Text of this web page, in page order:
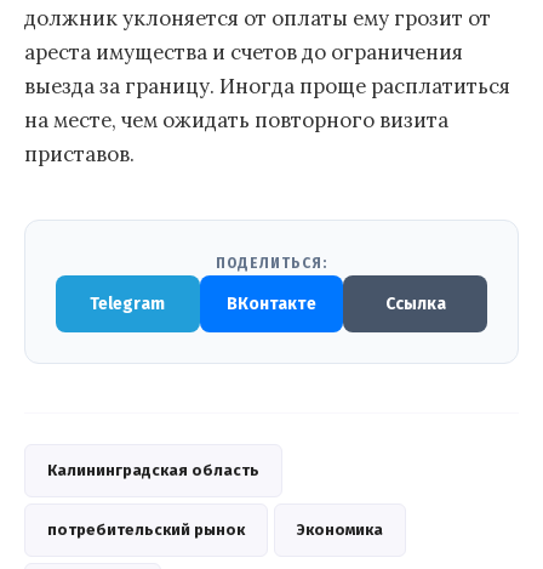
должник уклоняется от оплаты ему грозит от
ареста имущества и счетов до ограничения
выезда за границу. Иногда проще расплатиться
на месте, чем ожидать повторного визита
приставов.
ПОДЕЛИТЬСЯ:
Telegram ВКонтакте Ссылка
Калининградская область
потребительский рынок Экономика